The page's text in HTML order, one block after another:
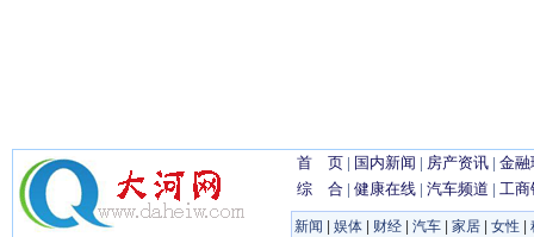
首 页 | 国内新闻 | 房产资讯 | 金融
综 合 | 健康在线 | 汽车频道 | 工商
新闻 娱体 财经 汽车 家居 女性